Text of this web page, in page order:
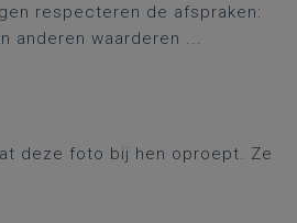
respecteren de afspraken:
anderen waarderen ...
deze foto bij hen oproept. Ze